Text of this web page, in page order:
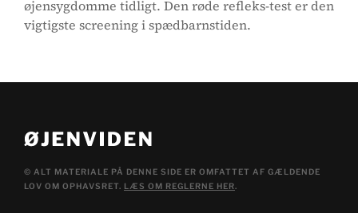
øjensygdomme tidligt. Den røde refleks-test er den
vigtigste screening i spædbarnstiden.
© ALT MATERIALE PÅ DENNE SIDE ER OMFATTET AF GÆLDENDE
LOV OM OPHAVSRET. LÆS OM REGLERNE HER.